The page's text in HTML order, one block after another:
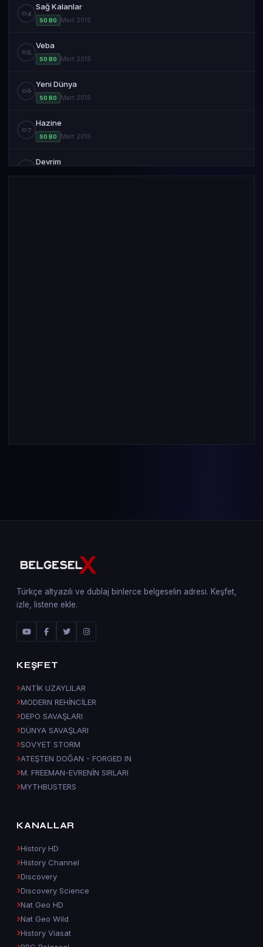
04
Sağ Kalanlar
S0 B0 Mart 2015
05
Veba
S0 B0 Mart 2015
06
Yeni Dünya
S0 B0 Mart 2015
07
Hazine
S0 B0 Mart 2015
08
Devrim
S0 B0 Mart 2015
Türkçe altyazılı ve dublaj binlerce belgeselin adresi. Keşfet,
izle, listene ekle.
KEŞFET
ANTİK UZAYLILAR
MODERN REHİNCİLER
DEPO SAVAŞLARI
DÜNYA SAVAŞLARI
SOVYET STORM
ATEŞTEN DOĞAN - FORGED IN
M. FREEMAN-EVRENİN SIRLARI
MYTHBUSTERS
KANALLAR
History HD
History Channel
Discovery
Discovery Science
Nat Geo HD
Nat Geo Wild
History Viasat